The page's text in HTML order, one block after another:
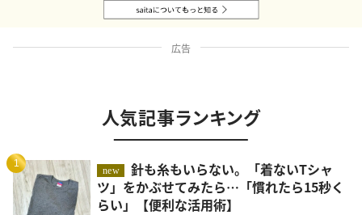
広告
人気記事ランキング
1
new
針も糸もいらない。「着ないTシャ
ツ」をかぶせてみたら…「慣れたら15秒く
らい」【便利な活用術】